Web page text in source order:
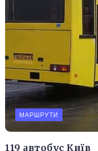
МАРШРУТИ
119 автобус Київ